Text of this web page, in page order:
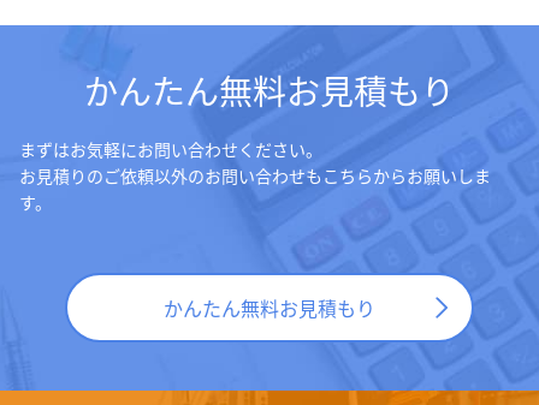
かんたん無料お見積もり
まずはお気軽にお問い合わせください。
お見積りのご依頼以外のお問い合わせもこちらからお願いしま
す。
かんたん無料お見積もり